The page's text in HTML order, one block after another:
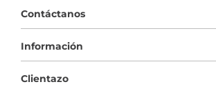
Contáctanos
Información
Clientazo